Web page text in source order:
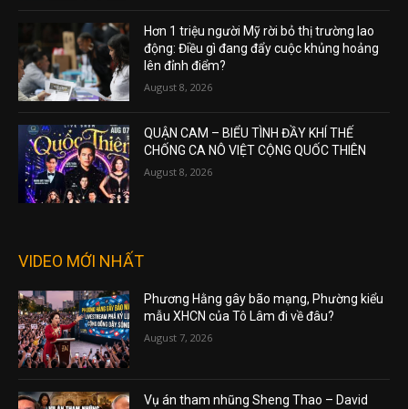
Hơn 1 triệu người Mỹ rời bỏ thị trường lao
động: Điều gì đang đẩy cuộc khủng hoảng
lên đỉnh điểm?
August 8, 2026
QUẬN CAM – BIỂU TÌNH ĐẦY KHÍ THẾ
CHỐNG CA NÔ VIỆT CỘNG QUỐC THIÊN
August 8, 2026
VIDEO MỚI NHẤT
Phương Hằng gây bão mạng, Phường kiểu
mẫu XHCN của Tô Lâm đi về đâu?
August 7, 2026
Vụ án tham nhũng Sheng Thao – David